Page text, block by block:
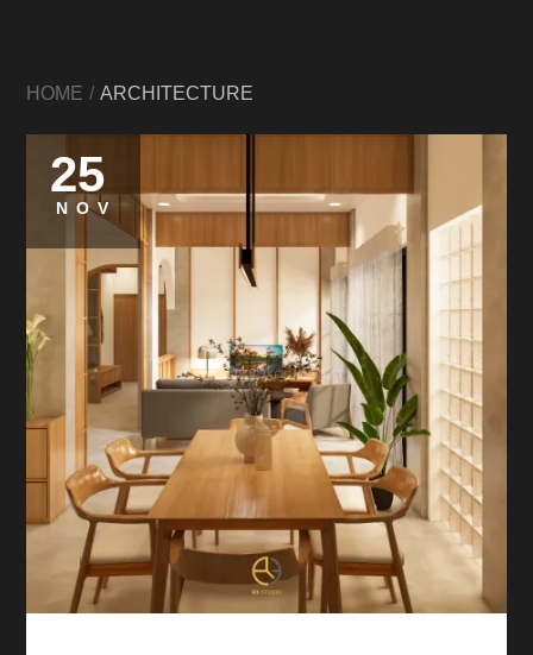
HOME ARCHITECTURE
25
NOV